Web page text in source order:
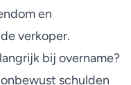
en
verkoper.
bij overname?
schulden